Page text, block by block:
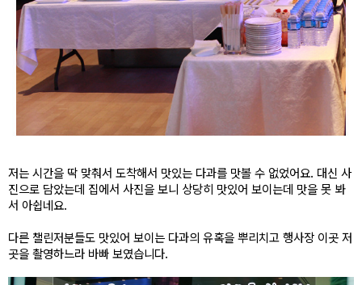
저는 시간을 딱 맞춰서 도착해서 맛있는 다과를 맛볼 수 없었어요. 대신 사
진으로 담았는데 집에서 사진을 보니 상당히 맛있어 보이는데 맛을 못 봐
서 아쉽네요.
다른 챌린저분들도 맛있어 보이는 다과의 유혹을 뿌리치고 행사장 이곳 저
곳을 촬영하느라 바빠 보였습니다.